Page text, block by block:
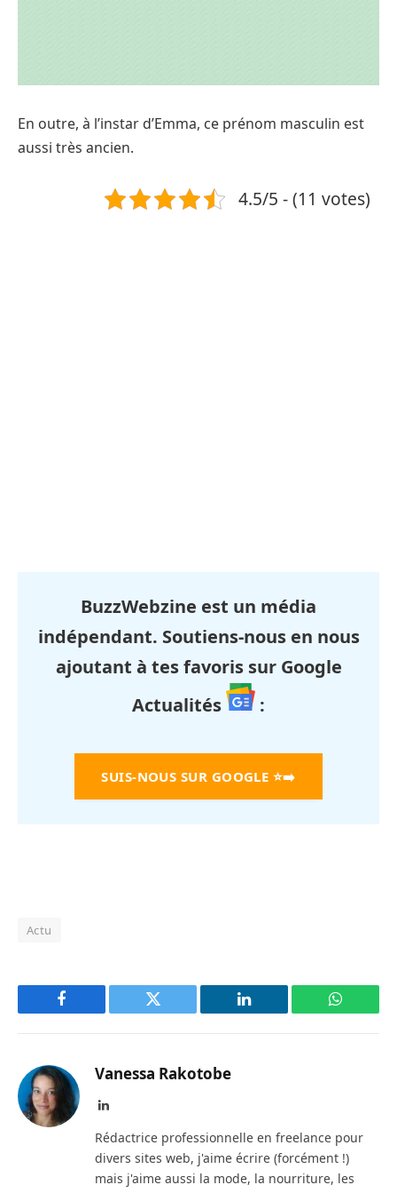
En outre, à l’instar d’Emma, ce prénom masculin est
aussi très ancien.
4.5/5 - (11 votes)
BuzzWebzine est un média
indépendant. Soutiens-nous en nous
ajoutant à tes favoris sur Google
Actualités
:
SUIS-NOUS SUR GOOGLE ⭐➡️
Actu
Facebook Twitter LinkedIn
Vanessa Rakotobe
LinkedIn
Rédactrice professionnelle en freelance pour
divers sites web, j'aime écrire (forcément !)
mais j'aime aussi la mode, la nourriture, les